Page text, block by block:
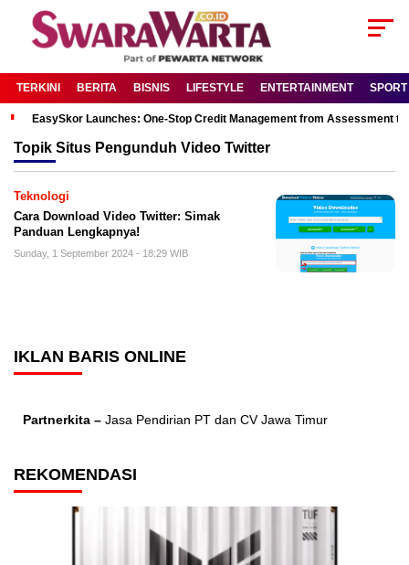
TERKINI BERITA BISNIS LIFESTYLE ENTERTAINMENT SPORT
EasySkor Launches: One-Stop Credit Management from Assessment
Topik Situs Pengunduh Video Twitter
Teknologi
Cara Download Video Twitter: Simak
Panduan Lengkapnya!
Sunday, 1 September 2024 - 18:29 WIB
IKLAN BARIS ONLINE
Partnerkita – Jasa Pendirian PT dan CV Jawa Timur
REKOMENDASI